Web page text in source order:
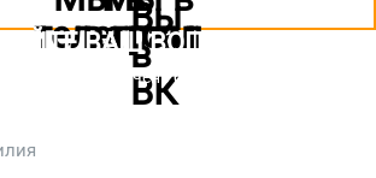
ВАШ ВОПРОС
ситуацию. Мы очень быстро свяжемся с вами